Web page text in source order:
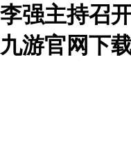
李强主持召
九游官网下